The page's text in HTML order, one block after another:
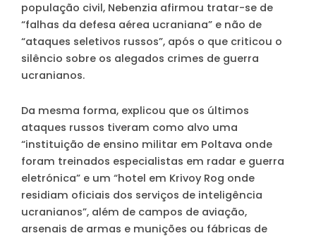
população civil, Nebenzia afirmou tratar-se de
“falhas da defesa aérea ucraniana” e não de
“ataques seletivos russos”, após o que criticou o
silêncio sobre os alegados crimes de guerra
ucranianos.
Da mesma forma, explicou que os últimos
ataques russos tiveram como alvo uma
“instituição de ensino militar em Poltava onde
foram treinados especialistas em radar e guerra
eletrónica” e um “hotel em Krivoy Rog onde
residiam oficiais dos serviços de inteligência
ucranianos”, além de campos de aviação,
arsenais de armas e munições ou fábricas de